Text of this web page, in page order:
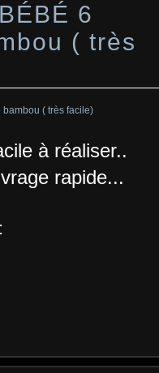
6
( très
à réaliser..
rapide...